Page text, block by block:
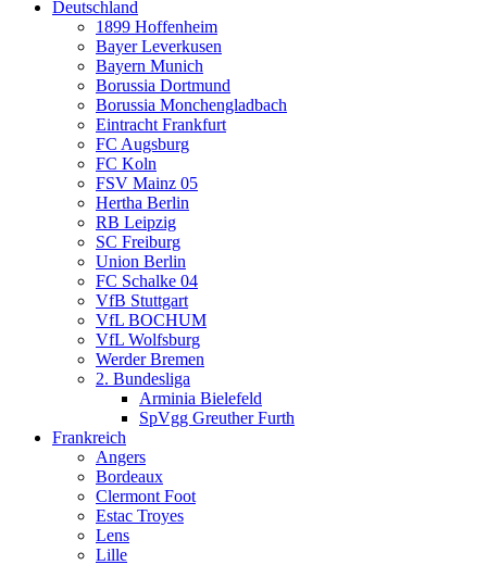
Deutschland
1899 Hoffenheim
Bayer Leverkusen
Bayern Munich
Borussia Dortmund
Borussia Monchengladbach
Eintracht Frankfurt
FC Augsburg
FC Koln
FSV Mainz 05
Hertha Berlin
RB Leipzig
SC Freiburg
Union Berlin
FC Schalke 04
VfB Stuttgart
VfL BOCHUM
VfL Wolfsburg
Werder Bremen
2. Bundesliga
Arminia Bielefeld
SpVgg Greuther Furth
Frankreich
Angers
Bordeaux
Clermont Foot
Estac Troyes
Lens
Lille